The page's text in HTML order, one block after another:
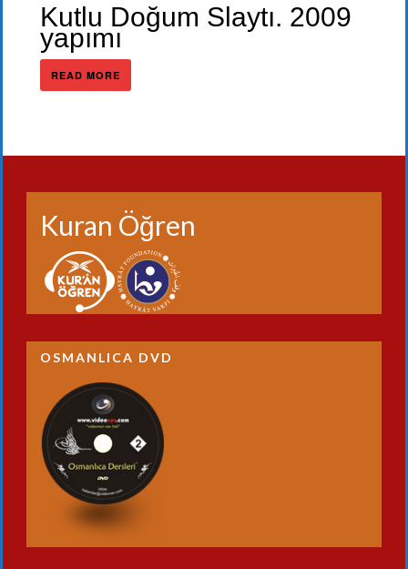
Kutlu Doğum Slaytı. 2009
yapımı
READ MORE
Kuran Öğren
OSMANLICA DVD